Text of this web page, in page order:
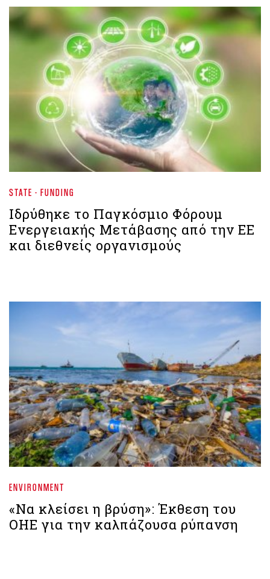
STATE - FUNDING
Ιδρύθηκε το Παγκόσμιο Φόρουμ
Ενεργειακής Μετάβασης από την ΕΕ
και διεθνείς οργανισμούς
ENVIRONMENT
«Να κλείσει η βρύση»: Έκθεση του
ΟΗΕ για την καλπάζουσα ρύπανση